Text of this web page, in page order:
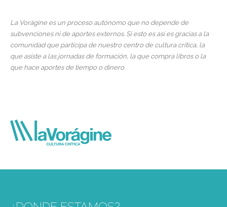
La Vorágine es un proceso autónomo que no depende de
subvenciones ni de aportes externos. Si esto es así es gracias a la
comunidad que participa de nuestro centro de cultura crítica, la
que asiste a las jornadas de formación, la que compra libros o la
que hace aportes de tiempo o dinero.